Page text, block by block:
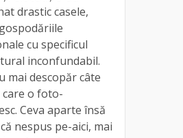
drastic casele,
cu specificul
inconfundabil.
mai descopăr câte
care o foto-
Ceva aparte însă
nespus pe-aici, mai